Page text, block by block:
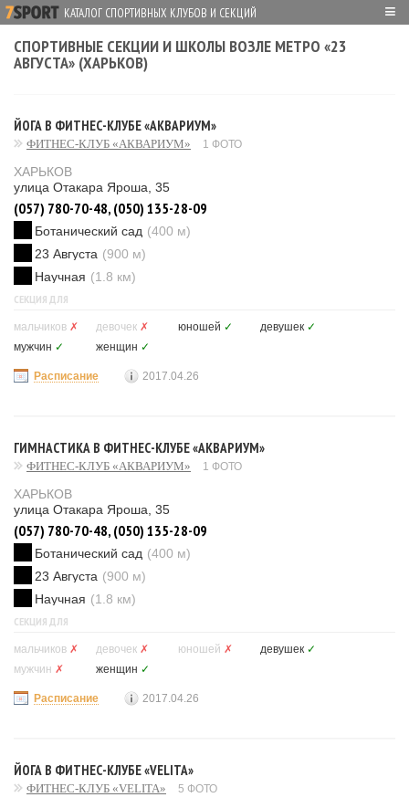
КАТАЛОГ СПОРТИВНЫХ КЛУБОВ И СЕКЦИЙ ≡
СПОРТИВНЫЕ СЕКЦИИ И ШКОЛЫ ВОЗЛЕ МЕТРО «23
АВГУСТА» (ХАРЬКОВ)
ЙОГА В ФИТНЕС-КЛУБЕ «АКВАРИУМ»
ФИТНЕС-КЛУБ «АКВАРИУМ» 1 ФОТО
ХАРЬКОВ
улица Отакара Яроша, 35
(057) 780-70-48, (050) 135-28-09
Ботанический сад (400 м)
23 Августа (900 м)
Научная (1.8 км)
СЕКЦИЯ ДЛЯ
мальчиков ✗ девочек ✗ юношей ✓ девушек ✓
мужчин ✓ женщин ✓
Расписание 2017.04.26
ГИМНАСТИКА В ФИТНЕС-КЛУБЕ «АКВАРИУМ»
ФИТНЕС-КЛУБ «АКВАРИУМ» 1 ФОТО
ХАРЬКОВ
улица Отакара Яроша, 35
(057) 780-70-48, (050) 135-28-09
Ботанический сад (400 м)
23 Августа (900 м)
Научная (1.8 км)
СЕКЦИЯ ДЛЯ
мальчиков ✗ девочек ✗ юношей ✗ девушек ✓
мужчин ✗ женщин ✓
Расписание 2017.04.26
ЙОГА В ФИТНЕС-КЛУБЕ «VELITA»
ФИТНЕС-КЛУБ «VELITA» 5 ФОТО